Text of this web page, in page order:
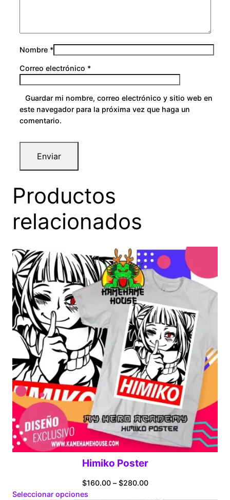
Nombre *
Correo electrónico *
Guardar mi nombre, correo electrónico y sitio web en
este navegador para la próxima vez que haga un
comentario.
Productos
relacionados
Himiko Poster
$160.00 – $280.00Price
Seleccionar opciones